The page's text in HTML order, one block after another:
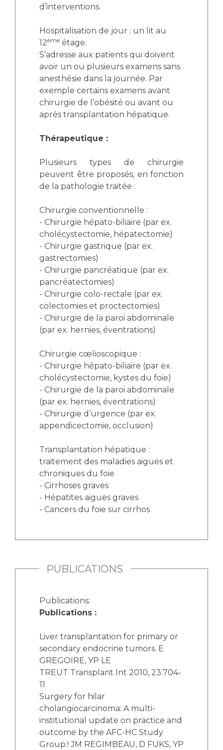
d’interventions.
Hospitalisation de jour : un lit au
12ème étage.
S’adresse aux patients qui doivent
avoir un ou plusieurs examens sans
anesthésie dans la journée. Par
exemple certains examens avant
chirurgie de l’obésité ou avant ou
après transplantation hépatique.
Thérapeutique :
Plusieurs types de chirurgie
peuvent être proposés, en fonction
de la pathologie traitée :
Chirurgie conventionnelle :
- Chirurgie hépato-biliaire (par ex.
cholécystectomie, hépatectomie)
- Chirurgie gastrique (par ex.
gastrectomies)
- Chirurgie pancréatique (par ex.
pancréatectomies)
- Chirurgie colo-rectale (par ex.
colectomies et proctectomies)
- Chirurgie de la paroi abdominale
(par ex. hernies, éventrations)
Chirurgie cœlioscopique :
- Chirurgie hépato-biliaire (par ex.
cholécystectomie, kystes du foie)
- Chirurgie de la paroi abdominale
(par ex. hernies, éventrations)
- Chirurgie d’urgence (par ex.
appendicectomie, occlusion)
Transplantation hépatique :
traitement des maladies aiguës et
chroniques du foie
- Cirrhoses graves
- Hépatites aiguës graves
- Cancers du foie sur cirrhos
PUBLICATIONS
Publications:
Publications :
Liver transplantation for primary or
secondary endocrine tumors. E
GREGOIRE, YP LE
TREUT Transplant Int 2010, 23:704-
11
Surgery for hilar
cholangiocarcinoma: A multi-
institutional update on practice and
outcome by the AFC-HC Study
Group.! JM REGIMBEAU, D FUKS, YP